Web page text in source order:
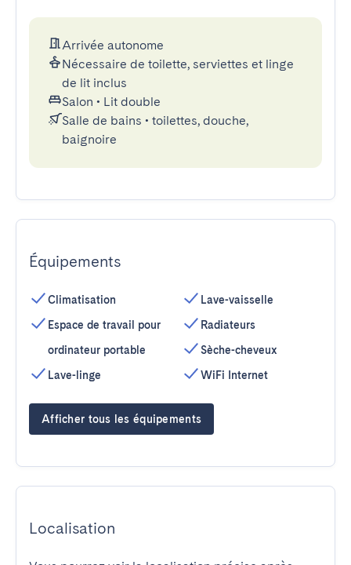
Arrivée autonome
Nécessaire de toilette, serviettes et linge
de lit inclus
Salon • Lit double
Salle de bains • toilettes, douche,
baignoire
Équipements
Climatisation
Espace de travail pour
ordinateur portable
Lave-linge
Lave-vaisselle
Radiateurs
Sèche-cheveux
WiFi Internet
Afficher tous les équipements
Localisation